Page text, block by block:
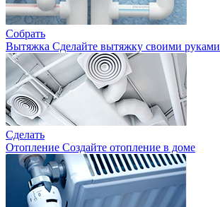
Собрать
Вытяжка Сделайте вытяжку своими руками
Сделать
Отопление Создайте отопление в доме